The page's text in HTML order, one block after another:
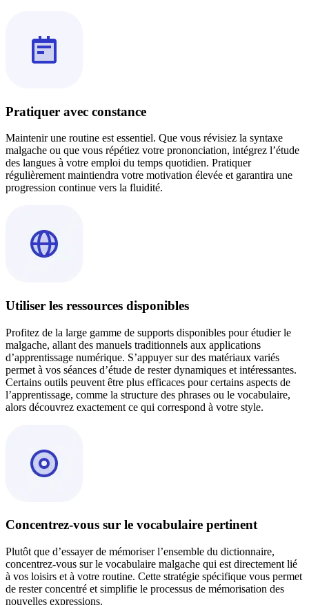
Pratiquer avec constance
Maintenir une routine est essentiel. Que vous révisiez la syntaxe
malgache ou que vous répétiez votre prononciation, intégrez l’étude
des langues à votre emploi du temps quotidien. Pratiquer
régulièrement maintiendra votre motivation élevée et garantira une
progression continue vers la fluidité.
Utiliser les ressources disponibles
Profitez de la large gamme de supports disponibles pour étudier le
malgache, allant des manuels traditionnels aux applications
d’apprentissage numérique. S’appuyer sur des matériaux variés
permet à vos séances d’étude de rester dynamiques et intéressantes.
Certains outils peuvent être plus efficaces pour certains aspects de
l’apprentissage, comme la structure des phrases ou le vocabulaire,
alors découvrez exactement ce qui correspond à votre style.
Concentrez-vous sur le vocabulaire pertinent
Plutôt que d’essayer de mémoriser l’ensemble du dictionnaire,
concentrez-vous sur le vocabulaire malgache qui est directement lié
à vos loisirs et à votre routine. Cette stratégie spécifique vous permet
de rester concentré et simplifie le processus de mémorisation des
nouvelles expressions.